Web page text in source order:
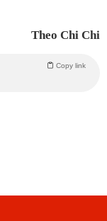
Theo Chi Chi
Copy link